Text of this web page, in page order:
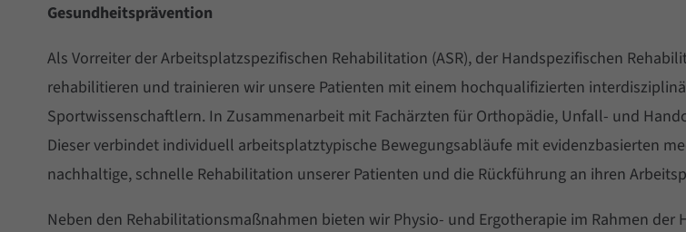
Gesundheitsprävention
Als Vorreiter der Arbeitsplatzspezifischen Rehabilitation (ASR), der Handspezifischen
rehabilitieren und trainieren wir unsere Patienten mit einem hochqualifizierten
Sportwissenschaftlern. In Zusammenarbeit mit Fachärzten für Orthopädie, Unfall- und
Dieser verbindet individuell arbeitsplatztypische Bewegungsabläufe mit evidenzbasierten
nachhaltige, schnelle Rehabilitation unserer Patienten und die Rückführung an ihren
Neben den Rehabilitationsmaßnahmen bieten wir Physio- und Ergotherapie im Rahmen der